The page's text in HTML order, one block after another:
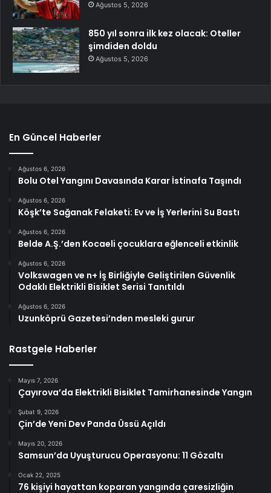
Ağustos 5, 2026
850 yıl sonra ilk kez olacak: Oteller
şimdiden doldu
Ağustos 5, 2026
En Güncel Haberler
Ağustos 6, 2026
Bolu Otel Yangını Davasında Karar İstinafa Taşındı
Ağustos 6, 2026
Köşk’te Sağanak Felaketi: Ev ve İş Yerlerini Su Bastı
Ağustos 6, 2026
Belde A.Ş.’den Kocaeli çocuklara eğlenceli etkinlik
Ağustos 6, 2026
Volkswagen ve n+ İş Birliğiyle Geliştirilen Güvenlik
Odaklı Elektrikli Bisiklet Serisi Tanıtıldı
Ağustos 6, 2026
Uzunköprü Gazetesi’nden mesleki gurur
Rastgele Haberler
Mayıs 7, 2026
Çayırova’da Elektrikli Bisiklet Tamirhanesinde Yangın
Şubat 9, 2026
Çin’de Yeni Dev Panda Üssü Açıldı
Mayıs 20, 2026
Samsun’da Uyuşturucu Operasyonu: 11 Gözaltı
Ocak 22, 2025
76 kişiyi hayattan koparan yangında çaresizliğin